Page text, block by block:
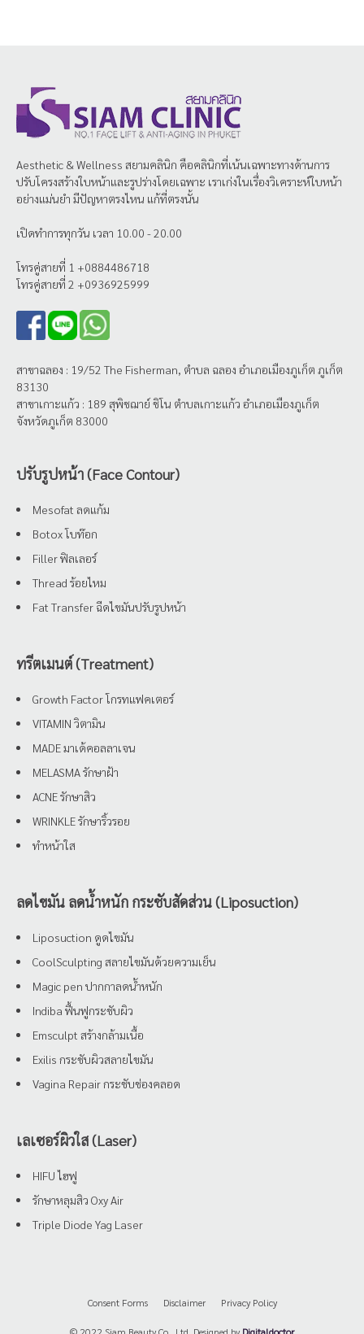
Aesthetic & Wellness สยามคลินิก คือคลินิกที่เน้นเฉพาะทางด้านการ
ปรับโครงสร้างใบหน้าและรูปร่างโดยเฉพาะ เราเก่งในเรื่องวิเคราะห์ใบหน้า
อย่างแม่นยำ มีปัญหาตรงไหน แก้ที่ตรงนั้น
เปิดทำการทุกวัน เวลา 10.00 - 20.00
โทรคู่สายที่ 1 +0884486718
โทรคู่สายที่ 2 +0936925999
สาขาฉลอง : 19/52 The Fisherman, ตำบล ฉลอง อำเภอเมืองภูเก็ต ภูเก็ต
83130
สาขาเกาะแก้ว : 189 สุพิชฌาย์ ชิโน ตำบลเกาะแก้ว อำเภอเมืองภูเก็ต
จังหวัดภูเก็ต 83000
ปรับรูปหน้า (Face Contour)
Mesofat ลดแก้ม
Botox โบท๊อก
Filler ฟิลเลอร์
Thread ร้อยไหม
Fat Transfer ฉีดไขมันปรับรูปหน้า
ทรีตเมนต์ (Treatment)
Growth Factor โกรทแฟคเตอร์
VITAMIN วิตามิน
MADE มาเด้คอลลาเจน
MELASMA รักษาฝ้า
ACNE รักษาสิว
WRINKLE รักษาริ้วรอย
ทำหน้าใส
ลดไขมัน ลดน้ำหนัก กระชับสัดส่วน (Liposuction)
Liposuction ดูดไขมัน
CoolSculpting สลายไขมันด้วยความเย็น
Magic pen ปากกาลดน้ำหนัก
Indiba ฟื้นฟูกระชับผิว
Emsculpt สร้างกล้ามเนื้อ
Exilis กระชับผิวสลายไขมัน
Vagina Repair กระชับช่องคลอด
เลเซอร์ผิวใส (Laser)
HIFU ไฮฟู
รักษาหลุมสิว Oxy Air
Triple Diode Yag Laser
Consent Forms Disclaimer Privacy Policy
© 2022 Siam Beauty Co., Ltd. Designed by Digitaldoctor